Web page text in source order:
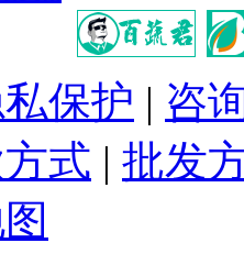
保护 | 咨
式 | 批发